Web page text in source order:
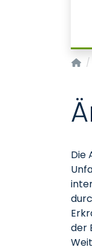
Die
der